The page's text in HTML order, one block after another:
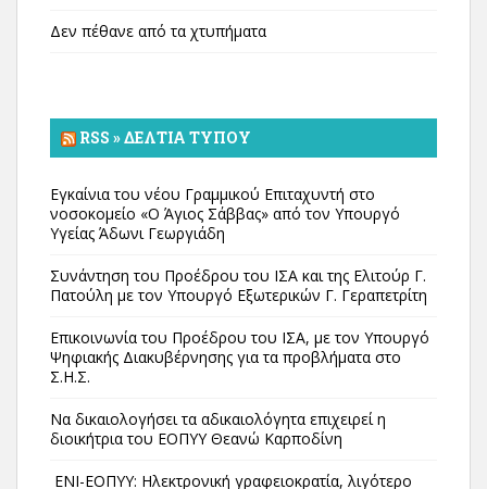
Δεν πέθανε από τα χτυπήματα
RSS » ΔΕΛΤΊΑ ΤΎΠΟΥ
Εγκαίνια του νέου Γραμμικού Επιταχυντή στο
νοσοκομείο «Ο Άγιος Σάββας» από τον Υπουργό
Υγείας Άδωνι Γεωργιάδη
Συνάντηση του Προέδρου του ΙΣΑ και της Ελιτούρ Γ.
Πατούλη με τον Υπουργό Εξωτερικών Γ. Γεραπετρίτη
Επικοινωνία του Προέδρου του ΙΣΑ, με τον Υπουργό
Ψηφιακής Διακυβέρνησης για τα προβλήματα στο
Σ.Η.Σ.
Να δικαιολογήσει τα αδικαιολόγητα επιχειρεί η
διοικήτρια του ΕΟΠΥΥ Θεανώ Καρποδίνη
ΕΝΙ-ΕΟΠΥΥ: Ηλεκτρονική γραφειοκρατία, λιγότερο